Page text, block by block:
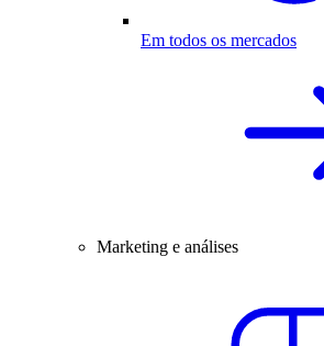
Em todos os mercados
Marketing e análises